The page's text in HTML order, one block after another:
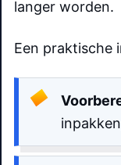
langer worden.
Een praktische